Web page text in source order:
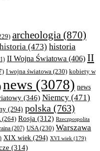
archeologia (870)
historia (473) historia
II Wojna Światowa (406) II
I wojna światowa (230) kobiety w
news (3078) news
(346) Niemcy (471)
(294) polska (763)
(264) Rosja (312) Rzeczpospolita
(207) USA (230) Warszawa
XIX wiek (294) XVI wiek (179)
(314)